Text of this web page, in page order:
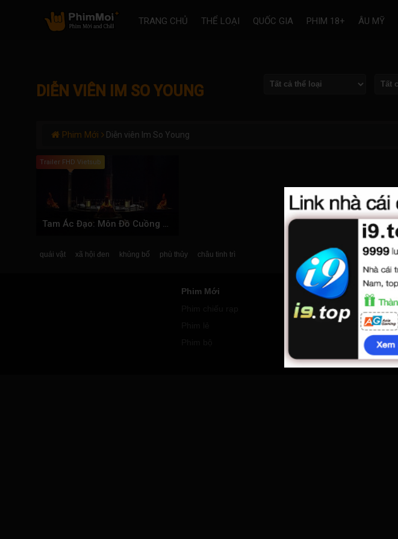
TRANG CHỦ THỂ LOẠI QUỐC GIA PHIM 18+ ÂU MỸ
DIỄN VIÊN IM SO YOUNG
Phim Mới Diễn viên Im So Young
Trailer FHD Vietsub
Tam Ác Đạo: Môn Đồ Cuồng Tín
quái vật xã hội đen khủng bố phù thủy châu tinh trì
Phim Mới
Phim Hay
Phim Mỹ
Phim Hàn Quốc